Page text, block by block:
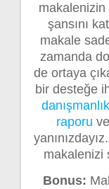
makalenizin
şansını
makale
zamanda
de ortaya
bir desteğe
danışmanlık
raporu ve
makalenizi
Bonus: